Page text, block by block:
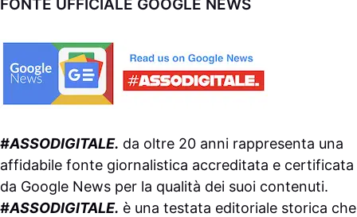
FONTE UFFICIALE GOOGLE NEWS
#ASSODIGITALE. da oltre 20 anni rappresenta una
affidabile fonte giornalistica accreditata e certificata
da Google News per la qualità dei suoi contenuti.
#ASSODIGITALE. è una testata editoriale storica che